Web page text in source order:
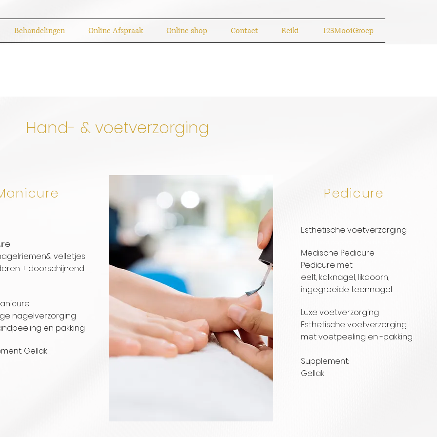
Behandelingen Online Afspraak Online shop Contact Reiki 123MooiGroep
Hand- & voetverzorging
velletjes
+ doorschijnend
manicure
nagelverzorging
en pakking
Gellak
Pedicure
me or click Edit Text. It's easy to make it
your own.
Esthetische
Medische Pedicure
Pedicure met
eelt, kalknagel, likdoorn,
ingegroeide teennagel
Luxe voetverzorging
Esthetische voetverzorging
met voetpeeling en -pakking
Supplement:
Gellak